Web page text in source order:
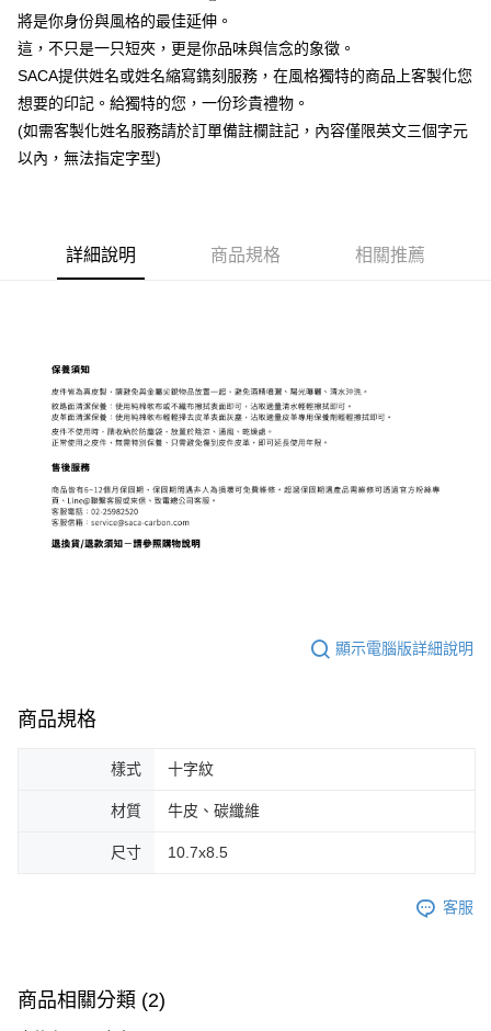
將是你身份與風格的最佳延伸。
這，不只是一只短夾，更是你品味與信念的象徵。
SACA提供姓名或姓名縮寫鐫刻服務，在風格獨特的商品上客製化您
想要的印記。給獨特的您，一份珍貴禮物。
(如需客製化姓名服務請於訂單備註欄註記，內容僅限英文三個字元
以內，無法指定字型)
詳細說明 商品規格 相關推薦
顯示電腦版詳細說明
商品規格
樣式 十字紋
材質 牛皮、碳纖維
尺寸 10.7x8.5
客服
商品相關分類 (2)